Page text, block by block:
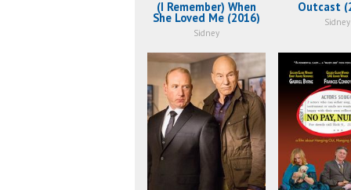
(I Remember) When
She Loved Me (2016)
Sidney
Outcast
Sidney